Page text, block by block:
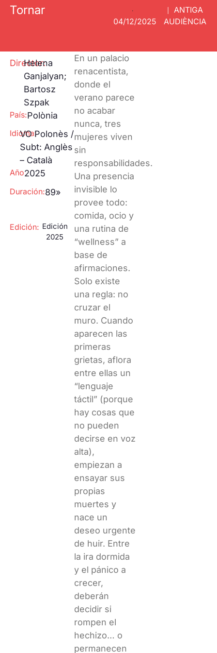
Huella ecológica
Especiales
Talento Local
RecXics
@panoramica
Tornar ·
04/12/2025
ANTIGA
AUDIÈNCIA
Director:
Helena
Ganjalyan;
Bartosz
Szpak
País:Polònia
Idioma:
VO Polonès /
Subt: Anglès
– Català
Año2025
Duración:89»
Edición: Edición
2025
En un palacio
renacentista,
donde el
verano parece
no acabar
nunca, tres
mujeres viven
sin
responsabilidades.
Una presencia
invisible lo
provee todo:
comida, ocio y
una rutina de
“wellness” a
base de
afirmaciones.
Solo existe
una regla: no
cruzar el
muro. Cuando
aparecen las
primeras
grietas, aflora
entre ellas un
“lenguaje
táctil” (porque
hay cosas que
no pueden
decirse en voz
alta),
empiezan a
ensayar sus
propias
muertes y
nace un
deseo urgente
de huir. Entre
la ira dormida
y el pánico a
crecer,
deberán
decidir si
rompen el
hechizo… o
permanecen